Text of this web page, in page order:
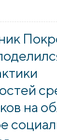
в лесопарке
на